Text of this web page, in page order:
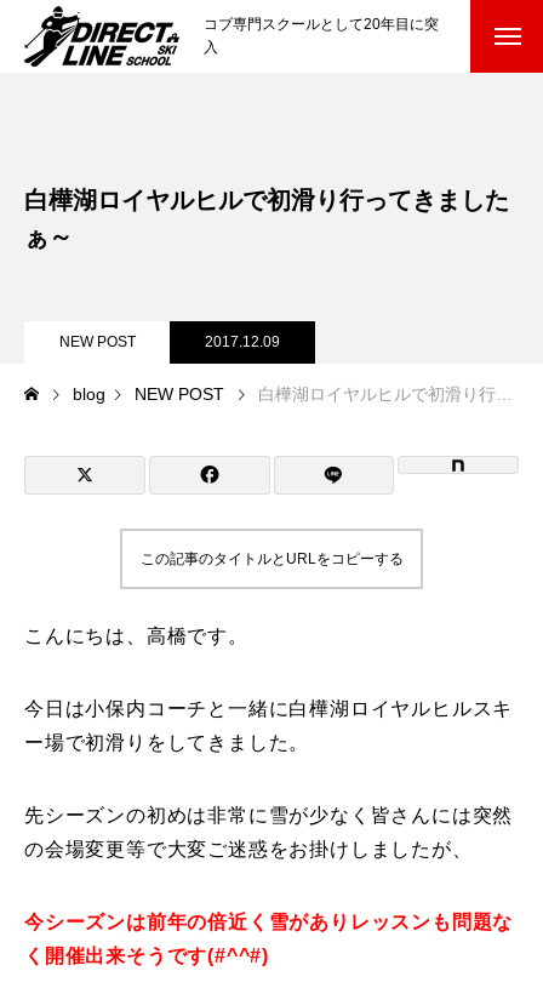
コブ専門スクールとして20年目に突
入
参加費のお支払い
各会場の集合場所
スキー場から選ぶ Ski Area
鷲ヶ岳＆高鷲スノーパーク
宮城山形
岩手高原
レッスンテーマから選ぶ Lesson Theme
初級2
白樺湖ロイヤルヒルで初滑り行ってきました
ぁ～
NEW POST 2017.12.09
blog NEW POST 白樺湖ロイヤルヒルで初滑り行ってきましたぁ～
この記事のタイトルとURLをコピーする
こんにちは、高橋です。
今日は小保内コーチと一緒に白樺湖ロイヤルヒルスキ
ー場で初滑りをしてきました。
先シーズンの初めは非常に雪が少なく皆さんには突然
の会場変更等で大変ご迷惑をお掛けしましたが、
今シーズンは前年の倍近く雪がありレッスンも問題な
く開催出来そうです(#^^#)